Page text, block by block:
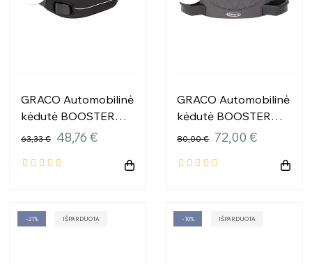
GRACO Automobilinė
kėdutė BOOSTER
DELUXE R129
63,33 € 48,76 €
GRACO Automobilinė
kėdutė BOOSTER
MAX R129 Geležinė
80,00 € 72,00 €
−21% IŠPARDUOTA −10% IŠPARDUOTA